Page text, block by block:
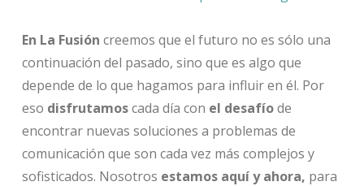
En La Fusión creemos que el futuro no es sólo una
continuación del pasado, sino que es algo que
depende de lo que hagamos para influir en él. Por
eso disfrutamoscada día con el desafíode
encontrar nuevas soluciones a problemas de
comunicación que son cada vez más complejos y
sofisticados. Nosotros estamos aquí y ahora, para